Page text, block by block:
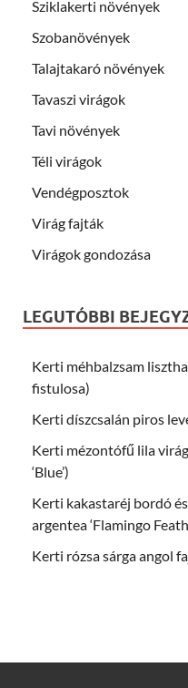
Sziklakerti növények
Szobanövények
Talajtakaró növények
Tavaszi virágok
Tavi növények
Téli virágok
Vendégposztok
Virág fajták
Virágok gondozása
LEGUTÓBBI
Kerti méhbalzsam
fistulosa)
Kerti díszcsalán piros
Kerti mézontófű lila
‘Blue’)
Kerti kakastaréj bordó
argentea ‘Flamingo
Kerti rózsa sárga angol